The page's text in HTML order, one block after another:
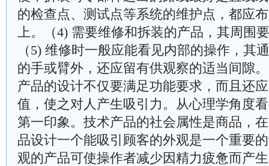
的检查点、测试点等系统的维护点，都应
上。（4) 需要维修和拆装的产品，其周围
（5) 维修时一般应能看见内部的操作，其
的手或臂外，还应留有供观察的适当间隙。
产品的设计不仅要满足功能要求，而且还
值，使之对人产生吸引力。从心理学角度
第一印象。技术产品的社会属性是商品，
品设计一个能吸引顾客的外观是一个重要
观的产品可使操作者减少因精力疲惫而产